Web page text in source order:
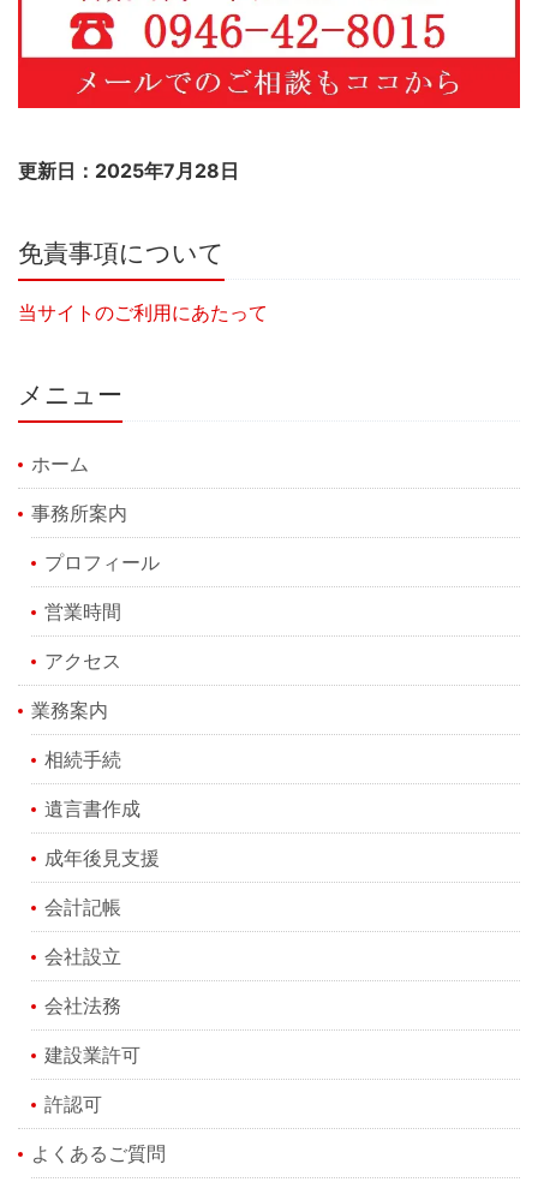
更新日：2025年7月28日
免責事項について
当サイトのご利用にあたって
メニュー
ホーム
事務所案内
プロフィール
営業時間
アクセス
業務案内
相続手続
遺言書作成
成年後見支援
会計記帳
会社設立
会社法務
建設業許可
許認可
よくあるご質問